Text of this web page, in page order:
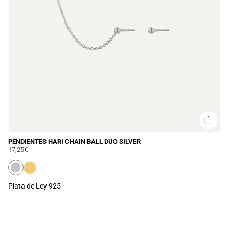
PENDIENTES HARI CHAIN BALL DUO SILVER
17,25€
Plata de Ley 925